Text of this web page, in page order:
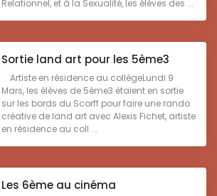
Relationnel, et à la Sexualité, les élèves des ...
Sortie land art pour les 5ème3
Artiste en résidence au collègeLundi 9
Mars, les élèves de 5ème3 étaient en sortie
sur les bords du Scorff pour faire une rando
créative de land art avec Alexis Fichet, artiste
en résidence au coll ...
Les 6ème au cinéma